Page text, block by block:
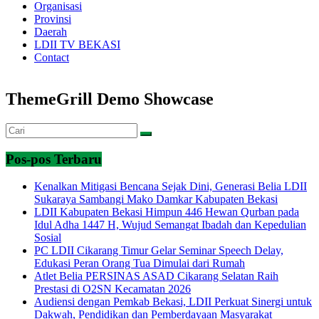
Organisasi
Provinsi
Daerah
LDII TV BEKASI
Contact
ThemeGrill Demo Showcase
Pos-pos Terbaru
Kenalkan Mitigasi Bencana Sejak Dini, Generasi Belia LDII
Sukaraya Sambangi Mako Damkar Kabupaten Bekasi
LDII Kabupaten Bekasi Himpun 446 Hewan Qurban pada
Idul Adha 1447 H, Wujud Semangat Ibadah dan Kepedulian
Sosial
PC LDII Cikarang Timur Gelar Seminar Speech Delay,
Edukasi Peran Orang Tua Dimulai dari Rumah
Atlet Belia PERSINAS ASAD Cikarang Selatan Raih
Prestasi di O2SN Kecamatan 2026
Audiensi dengan Pemkab Bekasi, LDII Perkuat Sinergi untuk
Dakwah, Pendidikan dan Pemberdayaan Masyarakat